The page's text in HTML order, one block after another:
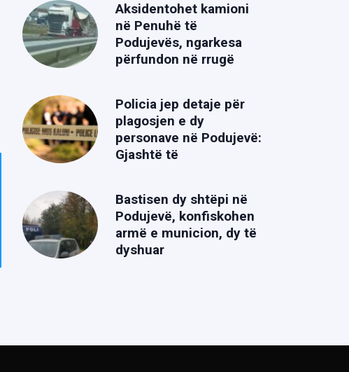
Aksidentohet kamioni
në Penuhë të
Podujevës, ngarkesa
përfundon në rrugë
Policia jep detaje për
plagosjen e dy
personave në Podujevë:
Gjashtë të
Bastisen dy shtëpi në
Podujevë, konfiskohen
armë e municion, dy të
dyshuar